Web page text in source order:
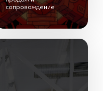
сопровождение